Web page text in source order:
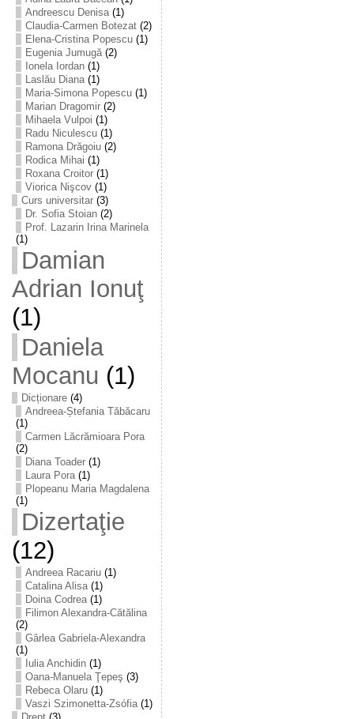
Andreescu Denisa(1)
Claudia-Carmen Botezat(2)
Elena-Cristina Popescu(1)
Eugenia Jumugă(2)
Ionela Iordan(1)
Laslău Diana(1)
Maria-Simona Popescu(1)
Marian Dragomir(2)
Mihaela Vulpoi (1)
Radu Niculescu(1)
Ramona Drăgoiu(2)
Rodica Mihai (1)
Roxana Croitor(1)
Viorica Nişcov(1)
Curs universitar(3)
Dr. Sofia Stoian(2)
Prof. Lazarin Irina Marinela
(1)
Damian
Adrian Ionuţ
(1)
Daniela
Mocanu (1)
Dicționare(4)
Andreea-Ștefania Tăbăcaru
(1)
Carmen Lăcrămioara Pora
(2)
Diana Toader(1)
Laura Pora(1)
Plopeanu Maria Magdalena
(1)
Dizertaţie
(12)
Andreea Racariu(1)
Catalina Alisa(1)
Doina Codrea(1)
Filimon Alexandra-Cătălina
(2)
Gârlea Gabriela-Alexandra
(1)
Iulia Anchidin(1)
Oana-Manuela Ţepeş (3)
Rebeca Olaru(1)
Vaszi Szimonetta-Zsófia(1)